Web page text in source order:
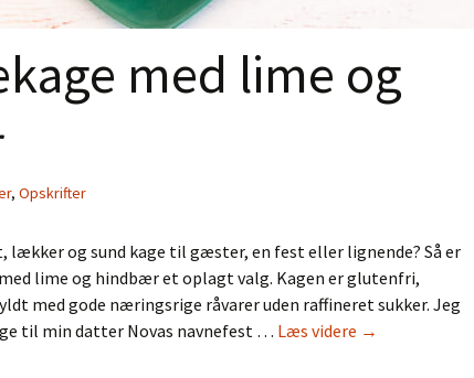
med lime og
, Opskrifter
lækker og sund kage til gæster, en fest eller lignende? Så er
lime og hindbær et oplagt valg. Kagen er glutenfri,
med gode næringsrige råvarer uden raffineret sukker. Jeg
til min datter Novas navnefest … Læs videre Rå
→